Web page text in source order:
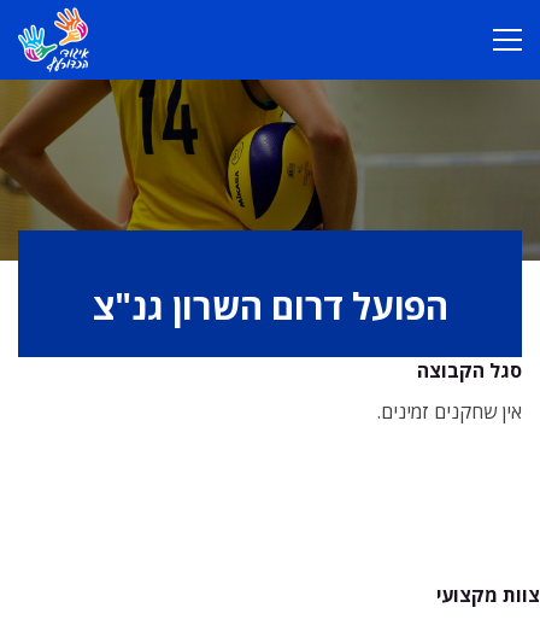
הפועל דרום השרון גנ"צ
סגל הקבוצה
אין שחקנים זמינים.
צוות מקצועי